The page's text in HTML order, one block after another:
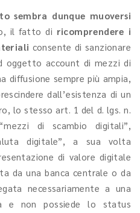
sembra dunque muoversi
il fatto di ricomprendere i
consente di sanzionare
oggetto account di mezzi di
diffusione sempre più ampia,
dall’esistenza di un
lo stesso art. 1 del d. lgs. n.
di scambio digitali”,
digitale”, a sua volta
di valore digitale
da una banca centrale o da
necessariamente a una
e non possiede lo status